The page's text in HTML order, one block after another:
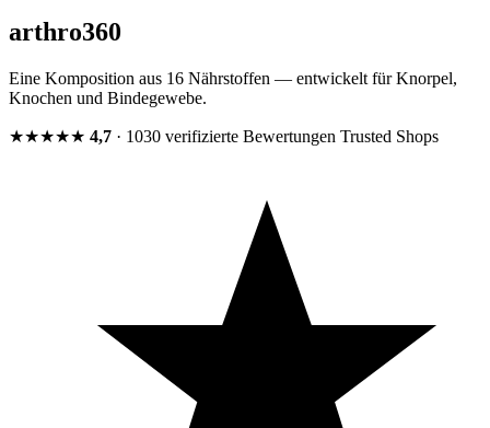
arthro360
Eine Komposition aus 16 Nährstoffen — entwickelt für Knorpel,
Knochen und Bindegewebe.
★★★★★ 4,7 · 1030 verifizierte Bewertungen Trusted Shops